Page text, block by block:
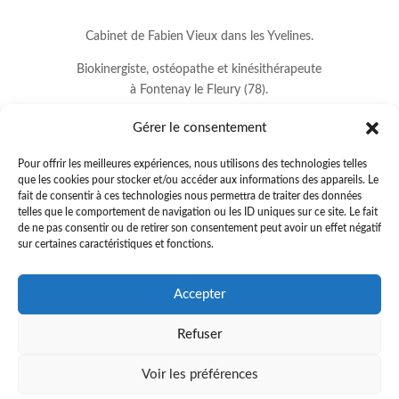
Gérer le consentement
Pour offrir les meilleures expériences, nous utilisons des technologies telles
que les cookies pour stocker et/ou accéder aux informations des appareils. Le
fait de consentir à ces technologies nous permettra de traiter des données
telles que le comportement de navigation ou les ID uniques sur ce site. Le fait
de ne pas consentir ou de retirer son consentement peut avoir un effet négatif
sur certaines caractéristiques et fonctions.
Accepter
Refuser
Voir les préférences
Cabinet de Fabien Vieux dans les Yvelines.
Biokinergiste, ostéopathe et kinésithérapeute
à Fontenay le Fleury (78).
78330 FONTENAY LE FLEURY
01.34.60.37.33